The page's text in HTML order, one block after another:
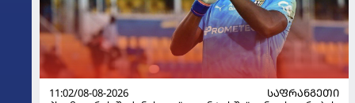
11:02/08-08-2026
ᲡᲐᲤᲠᲐᲜᲒᲔᲗᲘ